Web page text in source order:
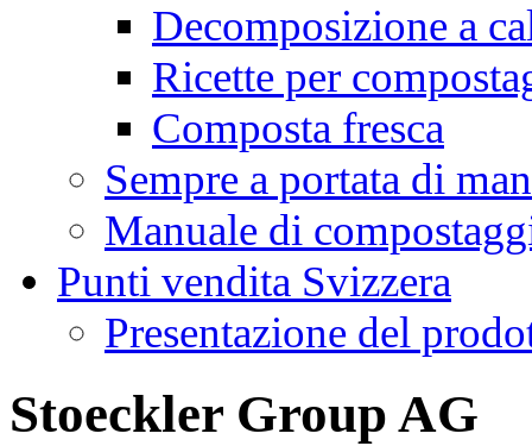
Decomposizione a
Ricette per
Composta fresca
Sempre a portata di
Manuale di
Punti vendita Svizzera
Presentazione del
Stoeckler Group AG